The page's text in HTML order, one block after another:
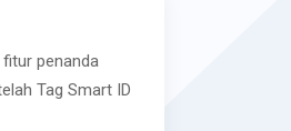
penanda
Tag Smart ID